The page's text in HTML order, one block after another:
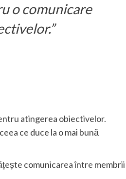
o comunicare
atingerea obiectivelor.
ce duce la o mai bună
comunicarea între membrii